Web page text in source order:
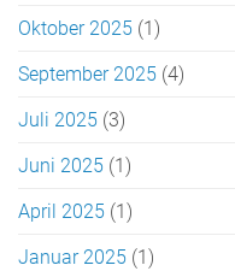
Oktober 2025 (1)
September 2025 (4)
Juli 2025 (3)
Juni 2025 (1)
April 2025 (1)
Januar 2025 (1)